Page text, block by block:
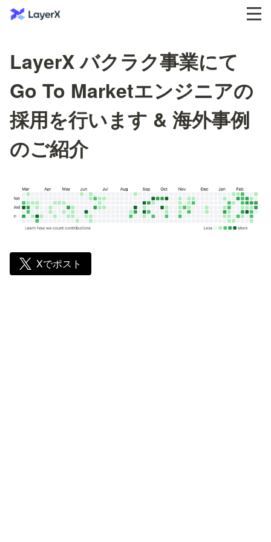
LayerX バクラク事業にて
Go To Marketエンジニアの
採用を行います & 海外事例
のご紹介
Xでポスト